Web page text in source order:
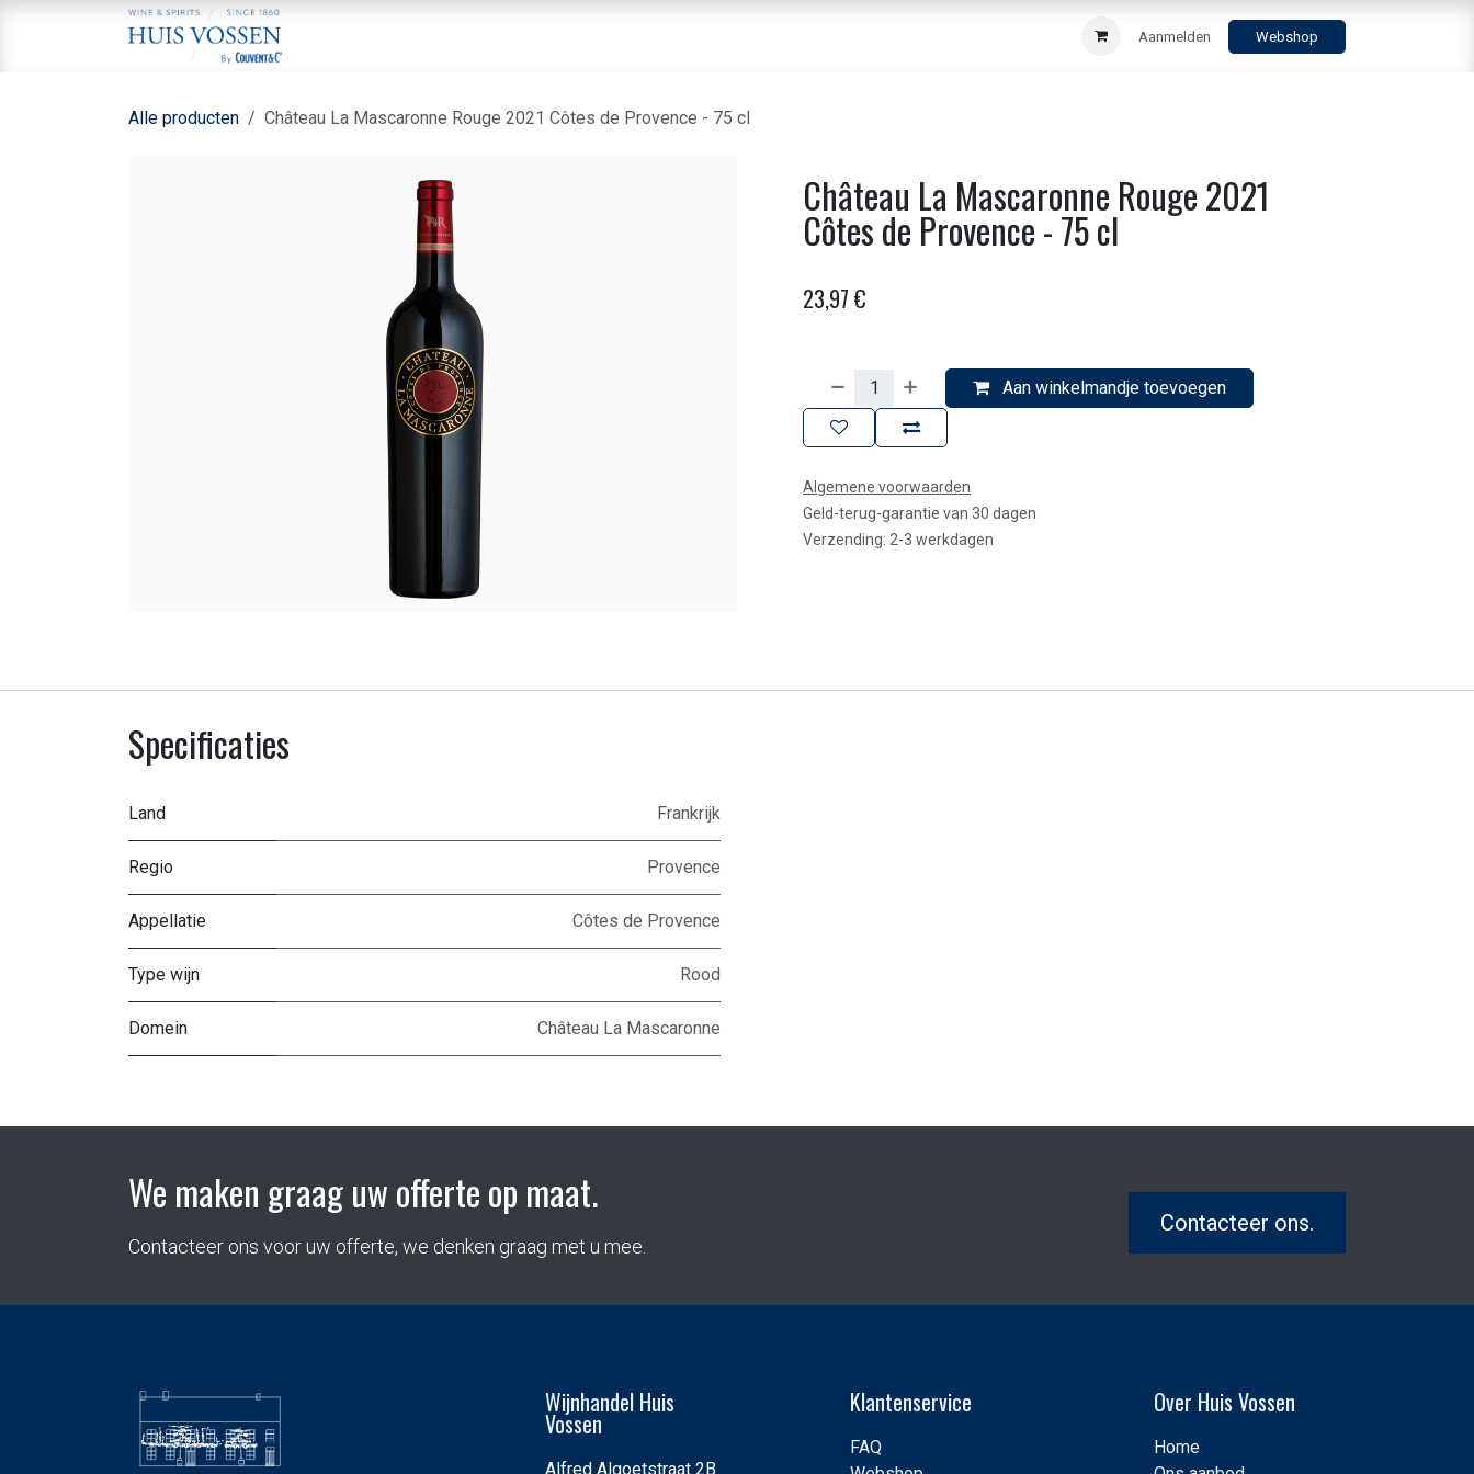
Overslaan naar inhoud
Aanmelden Webshop
Alle producten Château La Mascaronne Rouge 2021 Côtes de Provence - 75 cl
Château La Mascaronne Rouge 2021
Côtes de Provence - 75 cl
23,97 €
Aan winkelmandje toevoegen
Algemene voorwaarden
Geld-terug-garantie van 30 dagen
Verzending: 2-3 werkdagen
Specificaties
Land Frankrijk
Regio Provence
Appellatie Côtes de Provence
Type wijn Rood
Domein Château La Mascaronne
We maken graag uw offerte op maat.
Contacteer ons voor uw offerte, we denken graag met u mee.
Contacteer ons.
Over Huis Vossen
Home
Wijnhandel Huis
Vossen
Alfred Algoetstraat 2B
Klantenservice
FAQ